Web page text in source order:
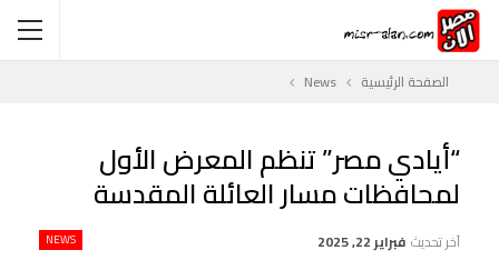
الصفحة الرئيسية News
“أيادي مصر” تنظم المعرض الأول
لمحافظات مسار العائلة المقدسة
NEWS آخر تحديث فبراير 22, 2025